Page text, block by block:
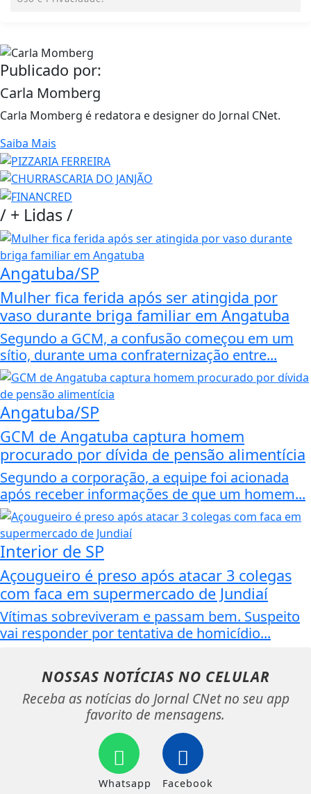
Publicado por:
Carla Momberg
Carla Momberg é redatora e designer do Jornal CNet.
Saiba Mais
/ + Lidas/
Angatuba/SP
Mulher fica ferida após ser atingida por
vaso durante briga familiar em Angatuba
Segundo a GCM, a confusão começou em um
sítio, durante uma confraternização entre...
Angatuba/SP
GCM de Angatuba captura homem
procurado por dívida de pensão alimentícia
Segundo a corporação, a equipe foi acionada
após receber informações de que um homem...
Interior de SP
Açougueiro é preso após atacar 3 colegas
com faca em supermercado de Jundiaí
Vítimas sobreviveram e passam bem. Suspeito
vai responder por tentativa de homicídio...
NOSSAS NOTÍCIAS NO CELULAR
Receba as notícias do Jornal CNet no seu app
favorito de mensagens.
Whatsapp Facebook